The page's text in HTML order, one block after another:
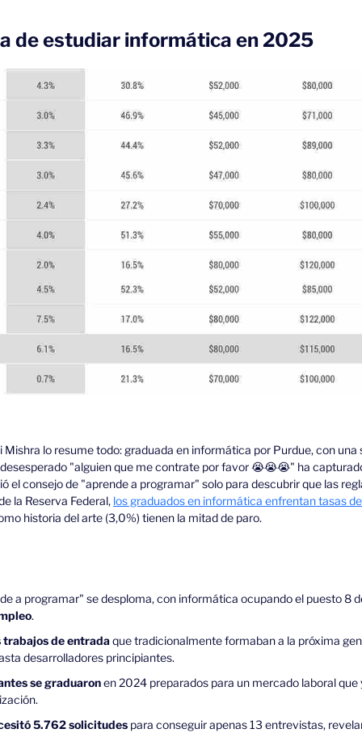
de estudiar informática en 2025
Mishra lo resume todo: graduada en informática por Purdue, con una
"alguien que me contrate por favor 😭😭😭" ha
el consejo de "aprende a programar" solo para descubrir que las
la Reserva Federal, los graduados en informática enfrentan tasas
historia del arte (3,0%) tienen la mitad de paro.
a programar" se desploma, con informática ocupando el puesto 8
.
trabajos de entrada que tradicionalmente formaban a la próxima
desarrolladores principiantes.
se graduaron en 2024 preparados para un mercado laboral
5.762 solicitudes para conseguir apenas 13 entrevistas,